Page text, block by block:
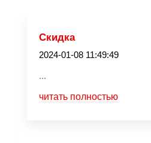
Скидка
2024-01-08 11:49:49
...
читать полностью